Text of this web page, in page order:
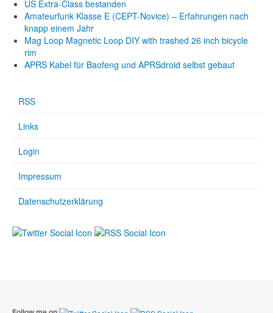
US Extra-Class bestanden
Amateurfunk Klasse E (CEPT-Novice) – Erfahrungen nach
knapp einem Jahr
Mag Loop Magnetic Loop DIY with trashed 26 inch bicycle
rim
APRS Kabel für Baofeng und APRSdroid selbst gebaut
RSS
Links
Login
Impressum
Datenschutzerklärung